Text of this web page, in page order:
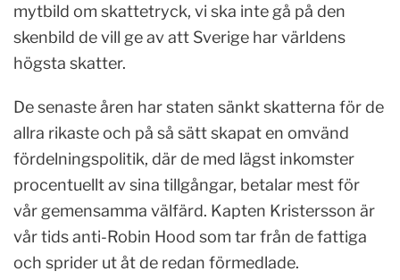
mytbild om skattetryck, vi ska inte gå på den
skenbild de vill ge av att Sverige har världens
högsta skatter.
De senaste åren har staten sänkt skatterna för de
allra rikaste och på så sätt skapat en omvänd
fördelningspolitik, där de med lägst inkomster
procentuellt av sina tillgångar, betalar mest för
vår gemensamma välfärd. Kapten Kristersson är
vår tids anti-Robin Hood som tar från de fattiga
och sprider ut åt de redan förmedlade.